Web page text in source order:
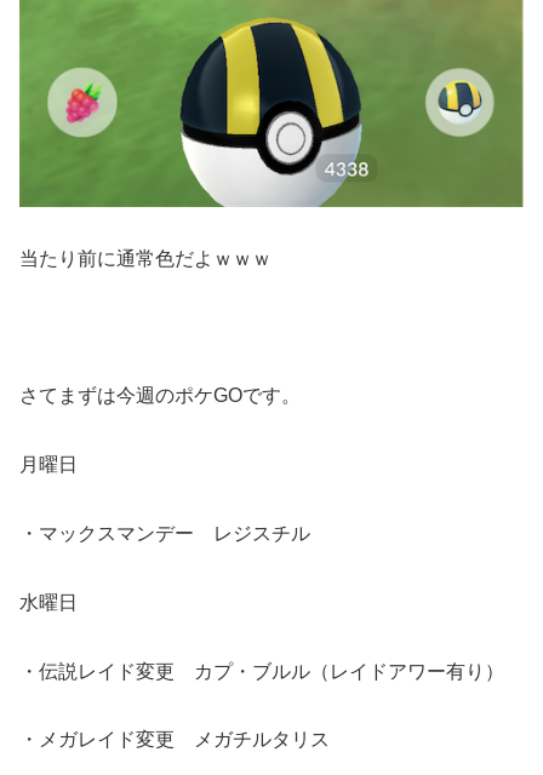
当たり前に通常色だよｗｗｗ
さてまずは今週のポケGOです。
月曜日
・マックスマンデー レジスチル
水曜日
・伝説レイド変更 カプ・ブルル（レイドアワー有り）
・メガレイド変更 メガチルタリス